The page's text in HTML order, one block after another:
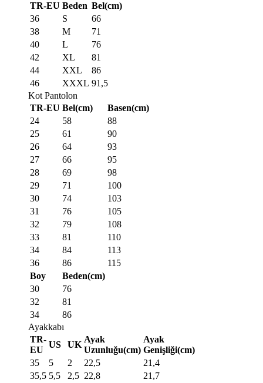
TR-EU Beden Bel(cm)
36
S
66
38
M
71
40
L
76
42
XL
81
44
XXL
86
46
XXXL 91,5
Kot Pantolon
TR-EU Bel(cm)
Basen(cm)
24
58
88
25
61
90
26
64
93
27
66
95
28
69
98
29
71
100
30
74
103
31
76
105
32
79
108
33
81
110
34
84
113
36
86
115
Boy
Beden(cm)
30
76
32
81
34
86
Ayakkabı
TR-
EU
US UK
Ayak
Uzunluğu(cm)
Ayak
Genişliği(cm)
35
5 2 22,5
21,4
35,5 5,5 2,5 22,8
21,7